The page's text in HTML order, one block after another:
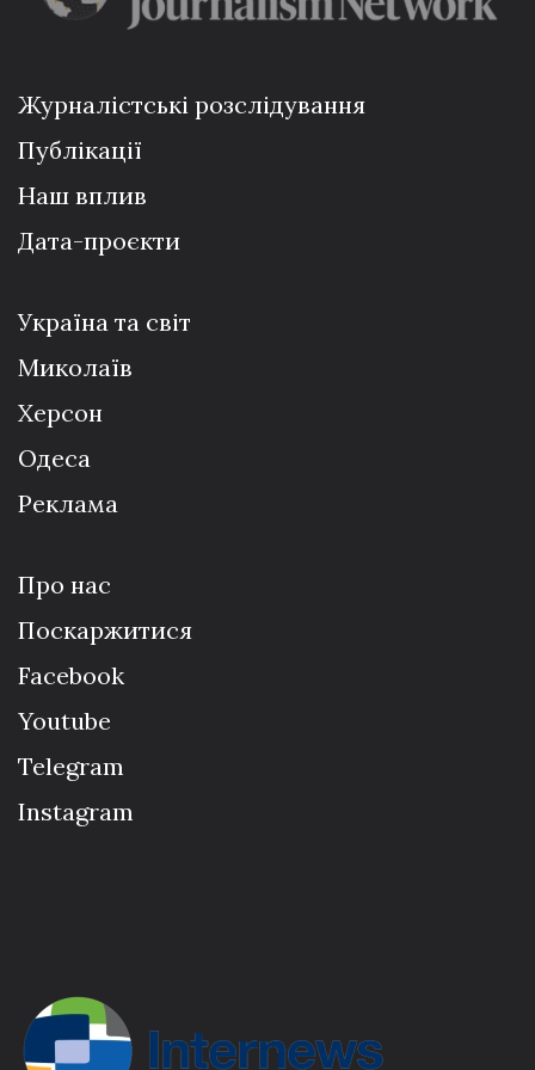
Журналістські розслідування
Публікації
Наш вплив
Дата-проєкти
Україна та світ
Миколаїв
Херсон
Одеса
Реклама
Про нас
Поскаржитися
Facebook
Youtube
Telegram
Instagram